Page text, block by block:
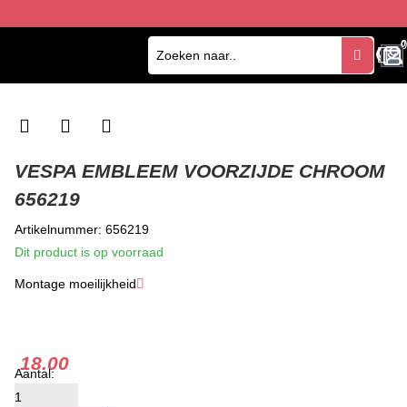
0
0
VESPA EMBLEEM VOORZIJDE CHROOM
656219
Artikelnummer: 656219
Dit product is op voorraad
Montage moeilijkheid
★ ★
18.00